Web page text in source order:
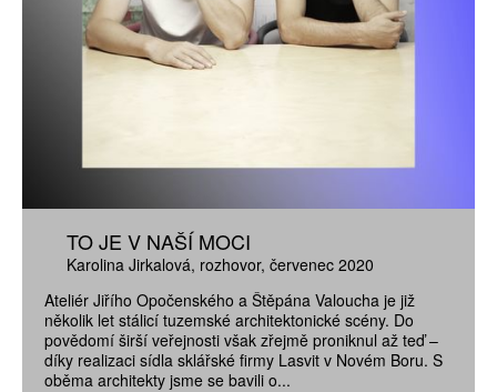
TO JE V NAŠÍ MOCI
Karolina Jirkalová rozhovor červenec 2020
Ateliér Jiřího Opočenského a Štěpána Valoucha je již
několik let stálicí tuzemské architektonické scény. Do
povědomí širší veřejnosti však zřejmě proniknul až teď –
díky realizaci sídla sklářské firmy Lasvit v Novém Boru. S
oběma architekty jsme se bavili o...